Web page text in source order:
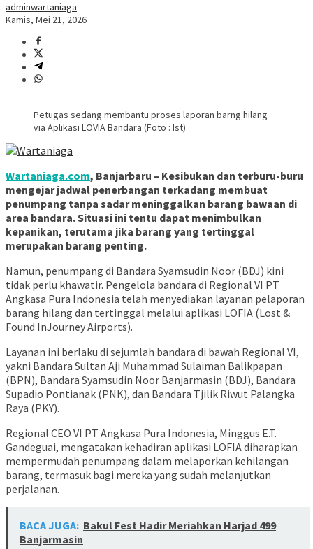
adminwartaniaga
Kamis, Mei 21, 2026
Petugas sedang membantu proses laporan barng hilang
via Aplikasi LOVIA Bandara (Foto : Ist)
Wartaniaga.com, Banjarbaru – Kesibukan dan terburu-buru
mengejar jadwal penerbangan terkadang membuat
penumpang tanpa sadar meninggalkan barang bawaan di
area bandara. Situasi ini tentu dapat menimbulkan
kepanikan, terutama jika barang yang tertinggal
merupakan barang penting.
Namun, penumpang di Bandara Syamsudin Noor (BDJ) kini
tidak perlu khawatir. Pengelola bandara di Regional VI PT
Angkasa Pura Indonesia telah menyediakan layanan pelaporan
barang hilang dan tertinggal melalui aplikasi LOFIA (Lost &
Found InJourney Airports).
Layanan ini berlaku di sejumlah bandara di bawah Regional VI,
yakni Bandara Sultan Aji Muhammad Sulaiman Balikpapan
(BPN), Bandara Syamsudin Noor Banjarmasin (BDJ), Bandara
Supadio Pontianak (PNK), dan Bandara Tjilik Riwut Palangka
Raya (PKY).
Regional CEO VI PT Angkasa Pura Indonesia, Minggus E.T.
Gandeguai, mengatakan kehadiran aplikasi LOFIA diharapkan
mempermudah penumpang dalam melaporkan kehilangan
barang, termasuk bagi mereka yang sudah melanjutkan
perjalanan.
BACA JUGA: Bakul Fest Hadir Meriahkan Harjad 499
Banjarmasin